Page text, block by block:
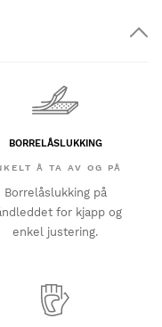
BORRELÅSLUKKING
Å TA AV OG PÅ
Borrelåslukking på
for kjapp og
enkel justering.